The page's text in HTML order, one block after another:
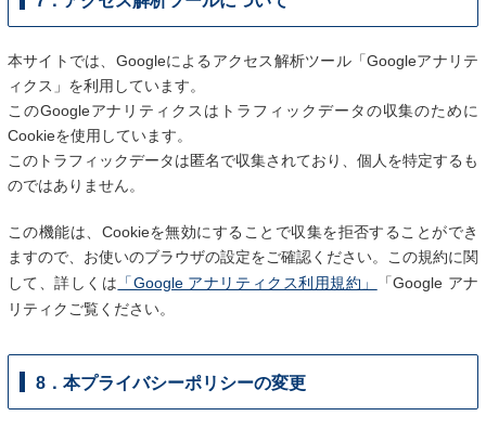
本サイトでは、Googleによるアクセス解析ツール「Googleアナリテ
ィクス」を利用しています。
このGoogleアナリティクスはトラフィックデータの収集のために
Cookieを使用しています。
このトラフィックデータは匿名で収集されており、個人を特定するも
のではありません。
この機能は、Cookieを無効にすることで収集を拒否することができ
ますので、お使いのブラウザの設定をご確認ください。この規約に関
して、詳しくは 「Google アナリティクス利用規約」
「Google アナ
リティクご覧ください。
8．本プライバシーポリシーの変更